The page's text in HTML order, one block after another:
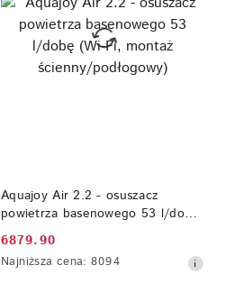
Aquajoy Air 2.2 - osuszacz
powietrza basenowego 53 l/dobę
(Wi-Fi, montaż
ścienny/podłogowy)
Cena
promocyjna:
6879.90
Najniższa
Najniższa cena: 8094
DO KOSZYKA